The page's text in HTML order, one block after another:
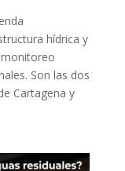
hídrica y
Son las dos
Cartagena y